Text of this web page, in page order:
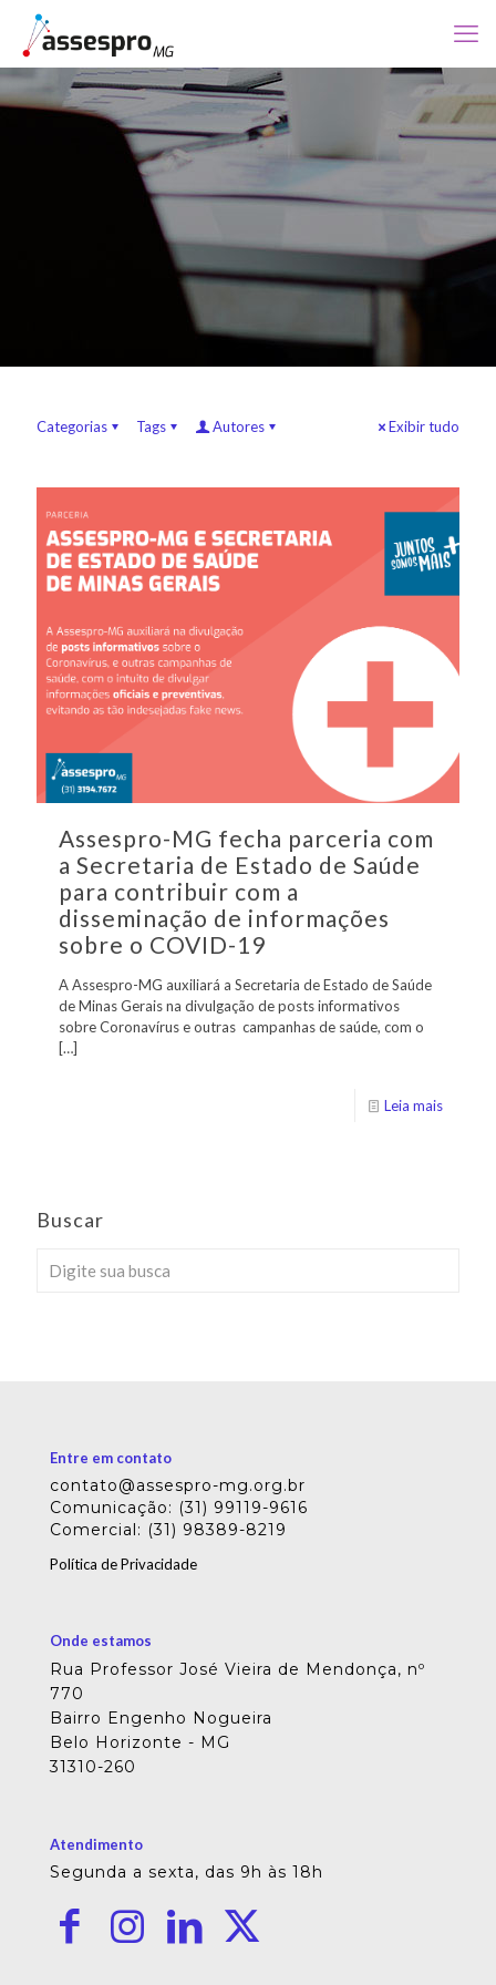
Categorias Tags Autores Exibir tudo
Assespro-MG fecha parceria com
a Secretaria de Estado de Saúde
para contribuir com a
disseminação de informações
sobre o COVID-19
A Assespro-MG auxiliará a Secretaria de Estado de Saúde
de Minas Gerais na divulgação de posts informativos
sobre Coronavírus e outras campanhas de saúde, com o
[…]
Leia mais
Buscar
Entre em contato
contato@assespro-mg.org.br
Comunicação: (31) 99119-9616
Comercial: (31) 98389-8219
Política de Privacidade
Onde estamos
Rua Professor José Vieira de Mendonça, nº
770
Bairro Engenho Nogueira
Belo Horizonte - MG
31310-260
Atendimento
Segunda a sexta, das 9h às 18h